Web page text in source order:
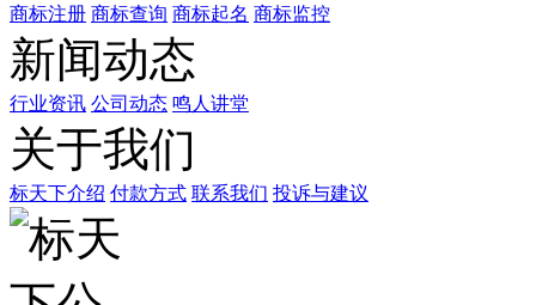
商标注册 商标查询 商标起名 商标监控
新闻动态
行业资讯 公司动态 鸣人讲堂
关于我们
标天下介绍 付款方式 联系我们 投诉与建议